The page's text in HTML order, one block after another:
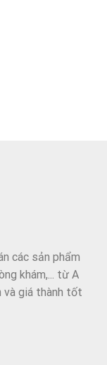
các sản phẩm
khám,... từ A
và giá thành tốt